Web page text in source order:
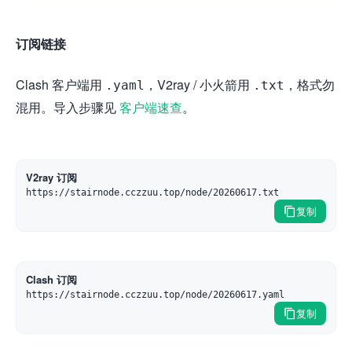
订阅链接
Clash 客户端用 .yaml ，V2ray / 小火箭用 .txt ，格式勿
混用。导入步骤见客户端速查。
V2ray 订阅
https://stairnode.cczzuu.top/node/20260617.txt
复制
Clash 订阅
https://stairnode.cczzuu.top/node/20260617.yaml
复制